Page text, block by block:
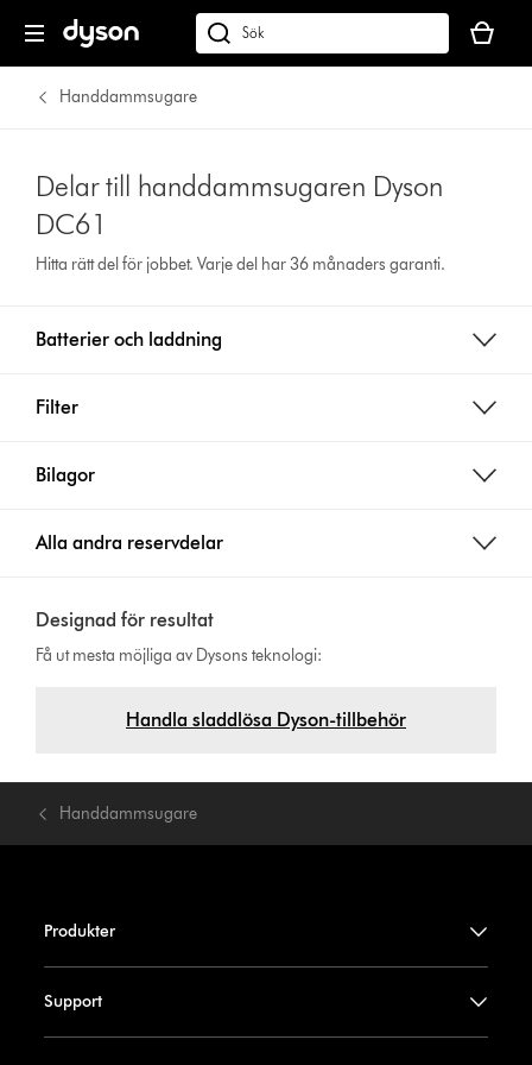
Sök
på
är
tom
Handdammsugare
Delar till handdammsugaren Dyson
DC61
Hitta rätt del för jobbet. Varje del har 36 månaders garanti.
Batterier och laddning
Filter
Bilagor
Alla andra reservdelar
Designad för resultat
Få ut mesta möjliga av Dysons teknologi:
Handla sladdlösa Dyson-tillbehör
Handdammsugare
Produkter
Support